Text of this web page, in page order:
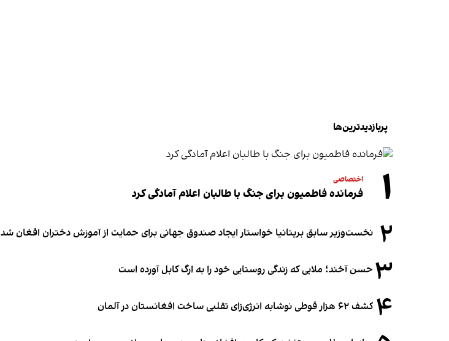
پربازدیدترین‌ها
۱ اختصاصی
فرمانده فاطمیون برای جنگ با طالبان اعلام آمادگی کرد
۲ نخست‌وزیر سابق بریتانیا خواستار ایجاد صندوق جهانی برای حمایت از آموزش دختران افغان شد
۳ حسن آخند؛ ملایی که زندگی روستایی خود را به ارگ کابل آورده است
۴ کشف ۶۲ هزار قوطی نوشابه انرژی‌زای تقلبی ساخت افغانستان در آلمان